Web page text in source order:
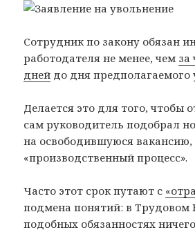
Сотрудник по закону обязан
работодателя не менее, чем за
дней до дня предполагаемого
Делается это для того, чтобы
сам руководитель подобрал
на освободившуюся
«производственный процесс».
Часто этот срок путают с
подмена понятий: в Трудовом
подобных обязанностях